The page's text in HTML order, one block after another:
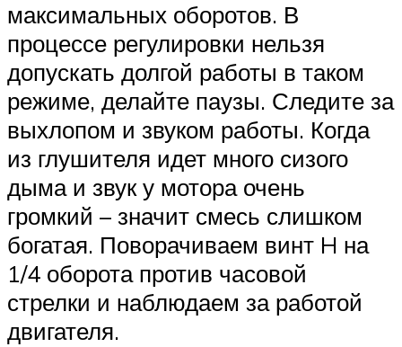
максимальных оборотов. В
процессе регулировки нельзя
допускать долгой работы в таком
режиме, делайте паузы. Следите за
выхлопом и звуком работы. Когда
из глушителя идет много сизого
дыма и звук у мотора очень
громкий – значит смесь слишком
богатая. Поворачиваем винт H на
1/4 оборота против часовой
стрелки и наблюдаем за работой
двигателя.